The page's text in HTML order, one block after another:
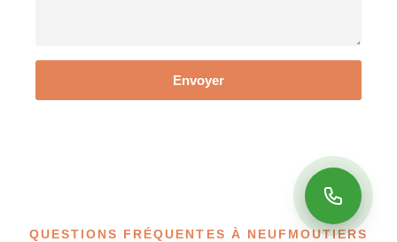
Envoyer
QUESTIONS FRÉQUENTES À NEUFMOUTIERS